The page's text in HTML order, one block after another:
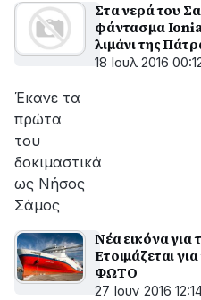
Στα νερά του
φάντασμα
λιμάνι της
18 Ιουλ 2016
Έκανε τα
πρώτα
του
δοκιμαστικά
ως Νήσος
Σάμος
Νέα εικόνα για
Ετοιμάζεται
ΦΩΤΟ
27 Ιουν 2016